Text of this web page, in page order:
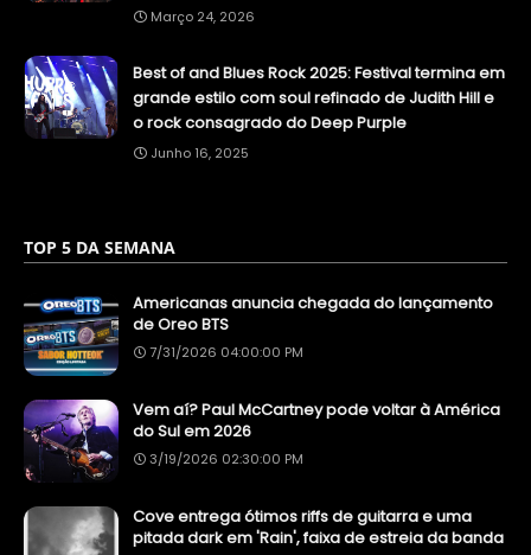
Março 24, 2026
Best of and Blues Rock 2025: Festival termina em
grande estilo com soul refinado de Judith Hill e
o rock consagrado do Deep Purple
Junho 16, 2025
TOP 5 DA SEMANA
Americanas anuncia chegada do lançamento
de Oreo BTS
7/31/2026 04:00:00 PM
Vem aí? Paul McCartney pode voltar à América
do Sul em 2026
3/19/2026 02:30:00 PM
Cove entrega ótimos riffs de guitarra e uma
pitada dark em 'Rain', faixa de estreia da banda